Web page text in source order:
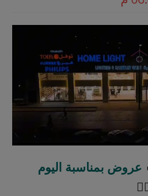
عروض بمناسبة اليوم